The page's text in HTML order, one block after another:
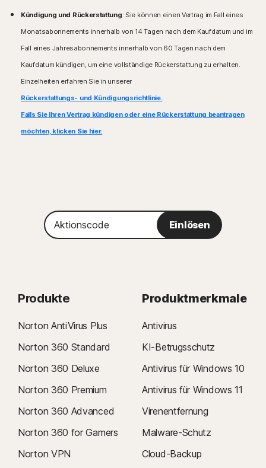
Kündigung und Rückerstattung: Sie können einen Vertrag im Fall eines
Monatsabonnements innerhalb von 14 Tagen nach dem Kaufdatum und im
Fall eines Jahresabonnements innerhalb von 60 Tagen nach dem
Kaufdatum kündigen, um eine vollständige Rückerstattung zu erhalten.
Einzelheiten erfahren Sie in unserer
Rückerstattungs- und Kündigungsrichtlinie.
Falls Sie Ihren Vertrag kündigen oder eine Rückerstattung beantragen
möchten, klicken Sie hier.
Aktionscode
Einlösen
Produkte
Norton AntiVirus Plus
Norton 360 Standard
Norton 360 Deluxe
Norton 360 Premium
Norton 360 Advanced
Norton 360 for Gamers
Norton VPN
Produktmerkmale
Antivirus
KI-Betrugsschutz
Antivirus für Windows 10
Antivirus für Windows 11
Virenentfernung
Malware-Schutz
Cloud-Backup